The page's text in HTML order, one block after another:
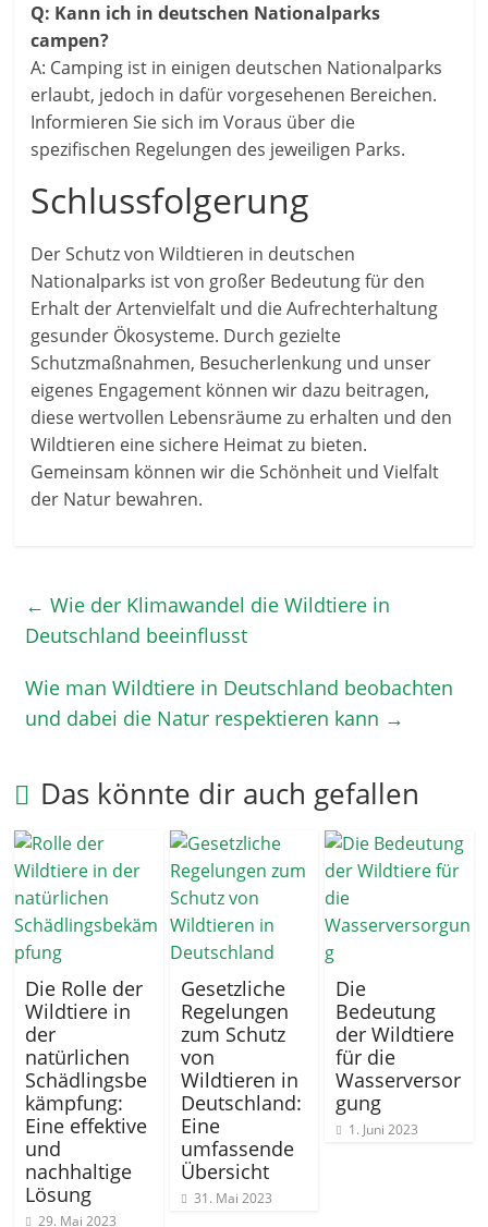
Q: Kann ich in deutschen Nationalparks
campen?
A: Camping ist in einigen deutschen Nationalparks
erlaubt, jedoch in dafür vorgesehenen Bereichen.
Informieren Sie sich im Voraus über die
spezifischen Regelungen des jeweiligen Parks.
Schlussfolgerung
Der Schutz von Wildtieren in deutschen
Nationalparks ist von großer Bedeutung für den
Erhalt der Artenvielfalt und die Aufrechterhaltung
gesunder Ökosysteme. Durch gezielte
Schutzmaßnahmen, Besucherlenkung und unser
eigenes Engagement können wir dazu beitragen,
diese wertvollen Lebensräume zu erhalten und den
Wildtieren eine sichere Heimat zu bieten.
Gemeinsam können wir die Schönheit und Vielfalt
der Natur bewahren.
← Wie der Klimawandel die Wildtiere in
Deutschland beeinflusst
Wie man Wildtiere in Deutschland beobachten
und dabei die Natur respektieren kann →
Das könnte dir auch gefallen
Die Rolle der
Wildtiere in
der
natürlichen
Schädlingsbe
kämpfung:
Eine effektive
und
nachhaltige
Lösung
29. Mai 2023
Gesetzliche
Regelungen
zum Schutz
von
Wildtieren in
Deutschland:
Eine
umfassende
Übersicht
31. Mai 2023
Die
Bedeutung
der Wildtiere
für die
Wasserversor
gung
1. Juni 2023